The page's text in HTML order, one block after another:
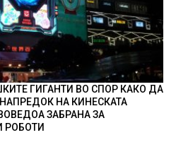
ГИГАНТИ ВО СПОР КАКО ДА
НА КИНЕСКАТА
ЗАБРАНА ЗА
РОБОТИ